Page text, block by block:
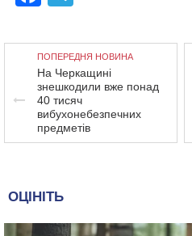
ПОПЕРЕДНЯ НОВИНА
На Черкащині
знешкодили вже понад
40 тисяч
вибухонебезпечних
предметів